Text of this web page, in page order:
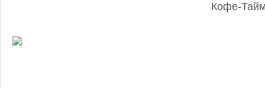
Кофе-